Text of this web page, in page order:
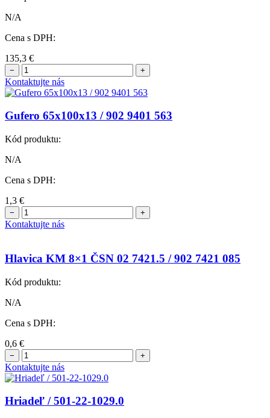
N/A
Cena s DPH:
135,3 €
− +
Kontaktujte nás
Gufero 65x100x13 / 902 9401 563
Kód produktu:
N/A
Cena s DPH:
1,3 €
− +
Kontaktujte nás
Hlavica KM 8×1 ČSN 02 7421.5 / 902 7421 085
Kód produktu:
N/A
Cena s DPH:
0,6 €
− +
Kontaktujte nás
Hriadeľ / 501-22-1029.0